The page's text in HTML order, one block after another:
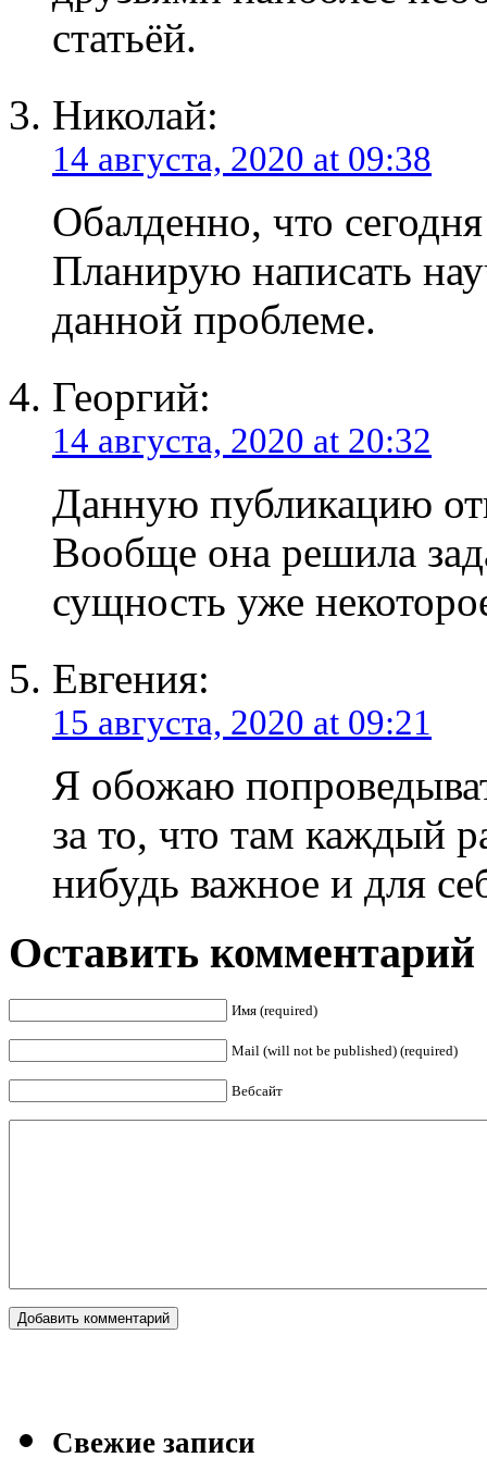
статьёй.
Николай:
14 августа, 2020 at 09:38
Обалденно, что
Планирую написать
данной проблеме.
Георгий:
14 августа, 2020 at 20:32
Данную публикацию
Вообще она решила
сущность уже
Евгения:
15 августа, 2020 at 09:21
Я обожаю
за то, что там каждый
нибудь важное и для
Оставить комментарий
Имя (required)
Mail (will not be published) (required)
Вебсайт
Свежие записи